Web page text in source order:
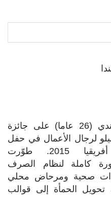
فاز المهندس الزراعي الأوغندي (26 عاما) على جائزة
لرجال الأعمال في حفل
توزيع جوائز مستقبل أفريقيا 2015. طوّرت
كاملة لنظام الصرف
صحية ومرحاض محلي
تحويل الحمأة إلى قوالب